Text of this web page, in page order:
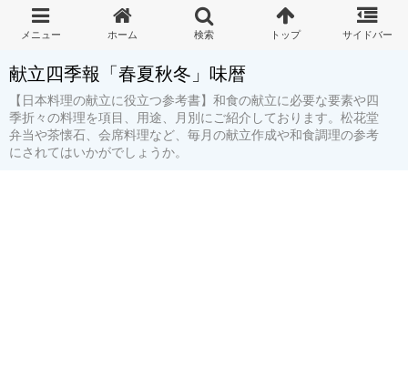
献立四季報「春夏秋冬」味暦
【日本料理の献立に役立つ参考書】和食の献立に必要な要素や四
季折々の料理を項目、用途、月別にご紹介しております。松花堂
弁当や茶懐石、会席料理など、毎月の献立作成や和食調理の参考
にされてはいかがでしょうか。